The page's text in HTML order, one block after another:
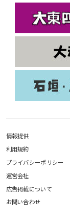
情報提供
利用規約
プライバシーポリシー
運営会社
広告掲載について
お問い合わせ